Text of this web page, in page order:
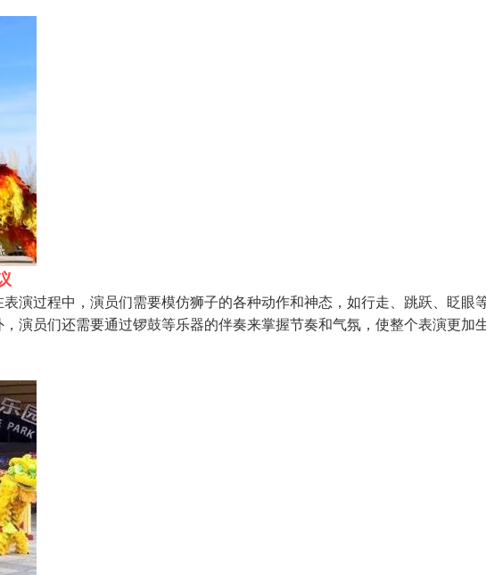
演过程中，演员们需要模仿狮子的各种动作和神态，如行走、跳跃、眨眼
演员们还需要通过锣鼓等乐器的伴奏来掌握节奏和气氛，使整个表演更加